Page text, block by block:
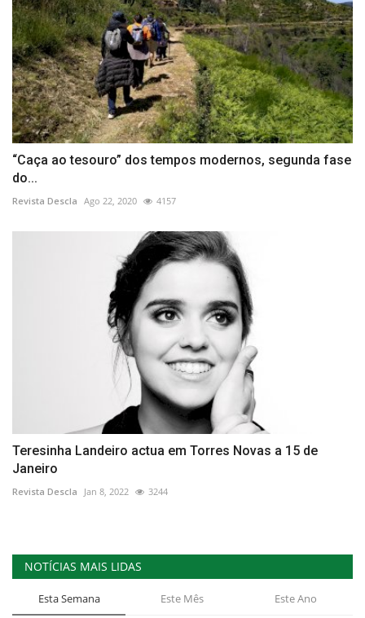
“Caça ao tesouro” dos tempos modernos, segunda fase
do...
Revista Descla Ago 22, 2020 4157
Teresinha Landeiro actua em Torres Novas a 15 de
Janeiro
Revista Descla Jan 8, 2022 3244
NOTÍCIAS MAIS LIDAS
Esta Semana Este Mês Este Ano